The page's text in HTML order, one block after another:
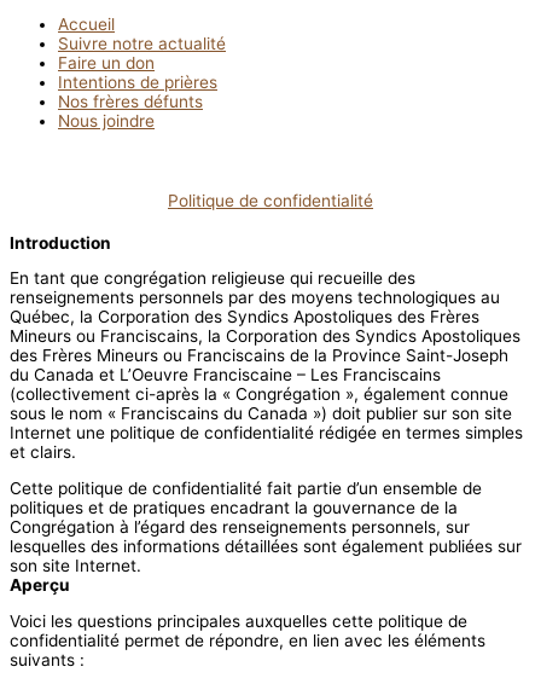
Accueil
Suivre notre actualité
Faire un don
Intentions de prières
Nos frères défunts
Nous joindre
Politique de confidentialité
Introduction
En tant que congrégation religieuse qui recueille des
renseignements personnels par des moyens technologiques au
Québec, la Corporation des Syndics Apostoliques des Frères
Mineurs ou Franciscains, la Corporation des Syndics Apostoliques
des Frères Mineurs ou Franciscains de la Province Saint-Joseph
du Canada et L’Oeuvre Franciscaine – Les Franciscains
(collectivement ci-après la « Congrégation », également connue
sous le nom « Franciscains du Canada ») doit publier sur son site
Internet une politique de confidentialité rédigée en termes simples
et clairs.
Cette politique de confidentialité fait partie d’un ensemble de
politiques et de pratiques encadrant la gouvernance de la
Congrégation à l’égard des renseignements personnels, sur
lesquelles des informations détaillées sont également publiées sur
son site Internet.
Aperçu
Voici les questions principales auxquelles cette politique de
confidentialité permet de répondre, en lien avec les éléments
suivants :